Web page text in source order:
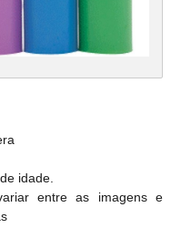
idade.
entre as imagens e